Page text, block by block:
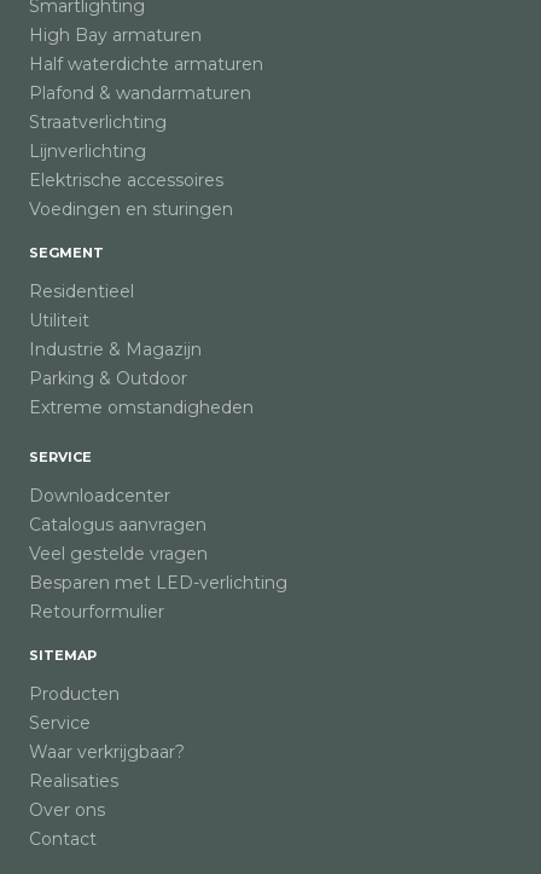
Smartlighting
High Bay armaturen
Half waterdichte armaturen
Plafond & wandarmaturen
Straatverlichting
Lijnverlichting
Elektrische accessoires
Voedingen en sturingen
SEGMENT
Residentieel
Utiliteit
Industrie & Magazijn
Parking & Outdoor
Extreme omstandigheden
SERVICE
Downloadcenter
Catalogus aanvragen
Veel gestelde vragen
Besparen met LED-verlichting
Retourformulier
SITEMAP
Producten
Service
Waar verkrijgbaar?
Realisaties
Over ons
Contact